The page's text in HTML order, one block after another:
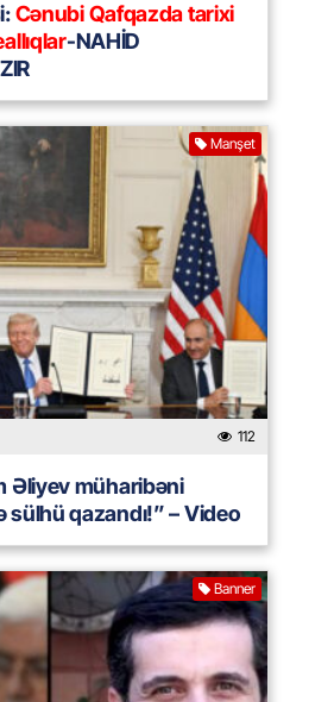
Cənubi Qafqazda tarixi
-NAHİD
Manşet
112
Əliyev müharibəni
sülhü qazandı!” – Video
Banner